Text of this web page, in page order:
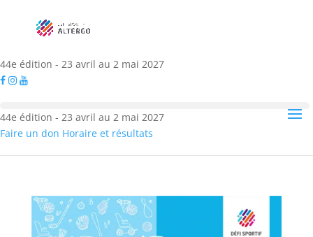
44e édition - 23 avril au 2 mai 2027
44e édition - 23 avril au 2 mai 2027
Faire un don Horaire et résultats